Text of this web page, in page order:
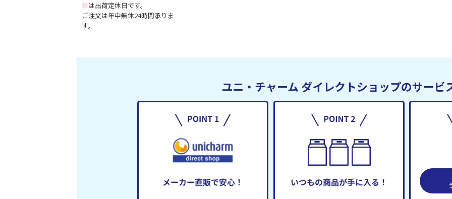
■は出荷定休日です。
ご注文は年中無休24時間承りま
す。
ユニ・チャーム ダイレクトショップのサービ